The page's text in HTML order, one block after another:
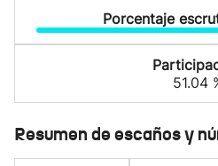
Porcentaje
51.04
Resumen de escaños y